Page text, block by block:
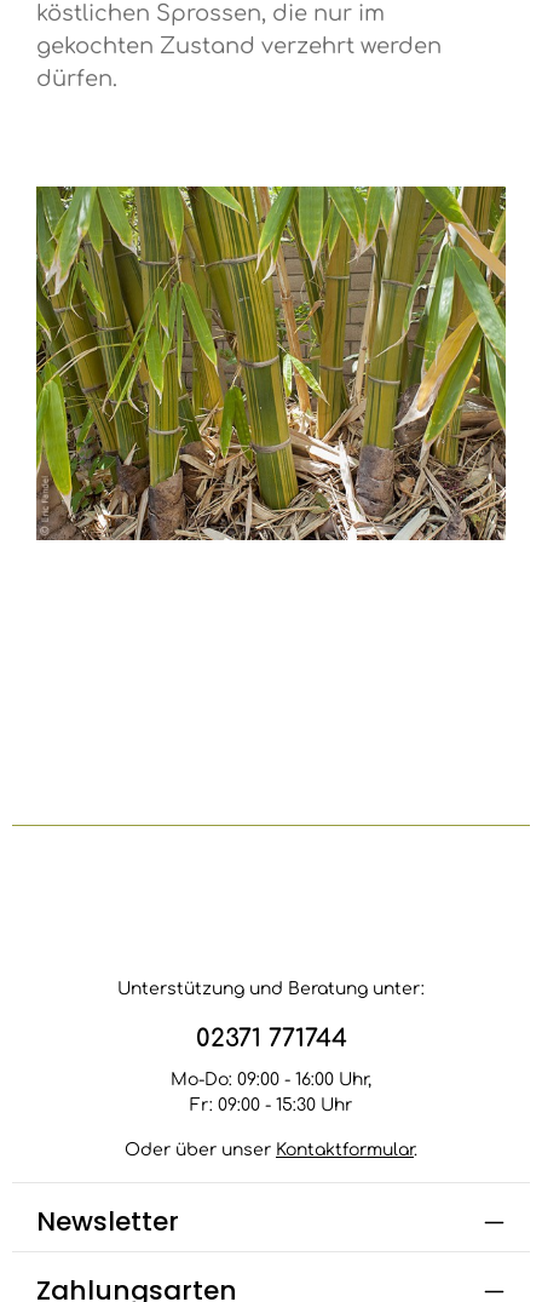
köstlichen Sprossen, die nur im
gekochten Zustand verzehrt werden
dürfen.
Unterstützung und Beratung unter:
02371 771744
Mo-Do: 09:00 - 16:00 Uhr,
Fr: 09:00 - 15:30 Uhr
Oder über unser Kontaktformular.
Newsletter
Zahlungsarten